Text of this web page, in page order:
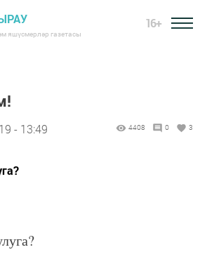
яшүсмерләр газетасы
16+
- 13:49 4408 0 3